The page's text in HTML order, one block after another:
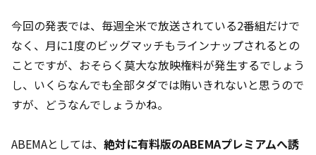
今回の発表では、毎週全米で放送されている2番組だけで
なく、月に1度のビッグマッチもラインナップされるとの
ことですが、おそらく莫大な放映権料が発生するでしょう
し、いくらなんでも全部タダでは賄いきれないと思うので
すが、どうなんでしょうかね。
ABEMAとしては、 絶対に有料版のABEMAプレミアムへ誘